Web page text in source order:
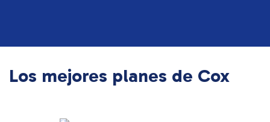
Los mejores planes de Cox